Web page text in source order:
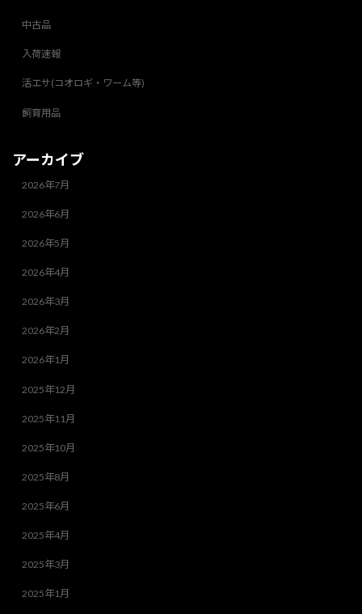
中古品
入荷速報
活エサ(コオロギ・ワーム等)
飼育用品
アーカイブ
2026年7月
2026年6月
2026年5月
2026年4月
2026年3月
2026年2月
2026年1月
2025年12月
2025年11月
2025年10月
2025年8月
2025年6月
2025年4月
2025年3月
2025年1月